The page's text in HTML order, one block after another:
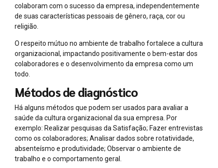
colaboram com o sucesso da empresa, independentemente
de suas características pessoais de gênero, raça, cor ou
religião.
O respeito mútuo no ambiente de trabalho fortalece a cultura
organizacional, impactando positivamente o bem-estar dos
colaboradores e o desenvolvimento da empresa como um
todo.
Métodos de diagnóstico
Há alguns métodos que podem ser usados para avaliar a
saúde da cultura organizacional da sua empresa. Por
exemplo: Realizar pesquisas da Satisfação; Fazer entrevistas
como os colaboradores; Analisar dados sobre rotatividade,
absenteísmo e produtividade; Observar o ambiente de
trabalho e o comportamento geral.